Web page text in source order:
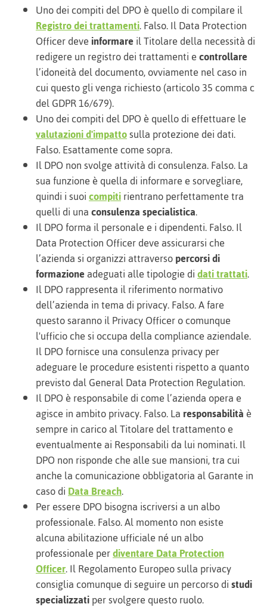
Uno dei compiti del DPO è quello di compilare il
Registro dei trattamenti. Falso. Il Data Protection
Officer deveinformareil Titolare della necessità di
redigere un registro dei trattamenti econtrollare
l’idoneità del documento, ovviamente nel caso in
cui questo gli venga richiesto (articolo 35 comma c
del GDPR 16/679).
Uno dei compiti del DPO è quello di effettuare le
valutazioni d'impattosulla protezione dei dati.
Falso. Esattamente come sopra.
Il DPO non svolge attività di consulenza. Falso. La
sua funzione è quella di informare e sorvegliare,
quindi i suoicompitirientrano perfettamente tra
quelli di unaconsulenza specialistica.
Il DPO forma il personale e i dipendenti. Falso. Il
Data Protection Officer deve assicurarsi che
l’azienda si organizzi attraversopercorsi di
formazioneadeguati alle tipologie didati trattati.
Il DPO rappresenta il riferimento normativo
dell’azienda in tema di privacy. Falso. A fare
questo saranno il Privacy Officer o comunque
l'ufficio che si occupa della compliance aziendale.
Il DPO fornisce una consulenza privacy per
adeguare le procedure esistenti rispetto a quanto
previsto dal General Data Protection Regulation.
Il DPO è responsabile di come l’azienda opera e
agisce in ambito privacy. Falso. Laresponsabilitàè
sempre in carico al Titolare del trattamento e
eventualmente ai Responsabili da lui nominati. Il
DPO non risponde che alle sue mansioni, tra cui
anche la comunicazione obbligatoria al Garante in
caso diData Breach.
Per essere DPO bisogna iscriversi a un albo
professionale. Falso. Al momento non esiste
alcuna abilitazione ufficiale né un albo
professionale perdiventare Data Protection
Officer. Il Regolamento Europeo sulla privacy
consiglia comunque di seguire un percorso distudi
specializzatiper svolgere questo ruolo.